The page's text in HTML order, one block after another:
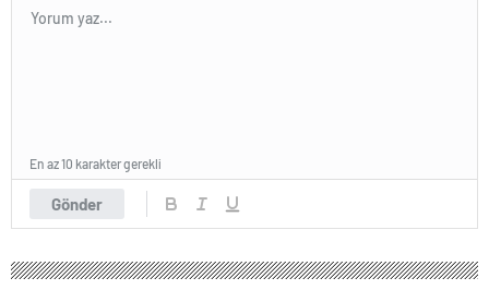
Gönder
En az 10 karakter gerekli